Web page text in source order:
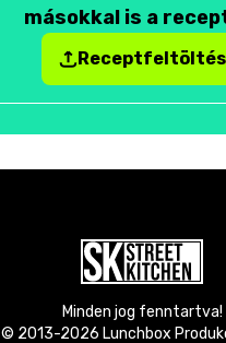
másokkal is a
Receptfeltöltés
Minden jog fenntartva!
© 2013-2026 Lunchbox